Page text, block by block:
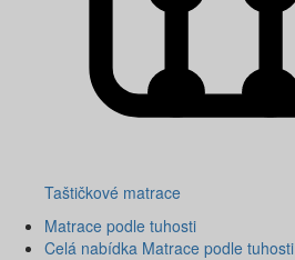
Taštičkové matrace
Matrace podle tuhosti
Celá nabídka Matrace podle tuhosti